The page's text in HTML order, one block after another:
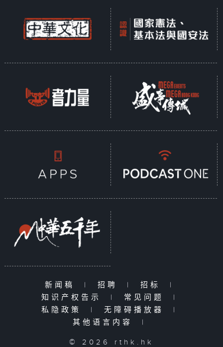
新闻稿 | 招聘 | 招标
|
知识产权告示
| 常见问题
|
私隐政策
| 无障碍播放器
|
其他语言内容
|
© 2026 rthk.hk